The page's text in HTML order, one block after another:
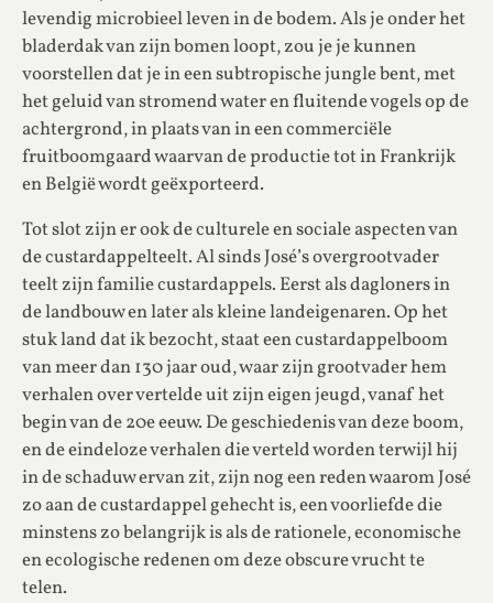
levendig microbieel leven in de bodem. Als je onder het
bladerdak van zijn bomen loopt, zou je je kunnen
voorstellen dat je in een subtropische jungle bent, met
het geluid van stromend water en fluitende vogels op de
achtergrond, in plaats van in een commerciële
fruitboomgaard waarvan de productie tot in Frankrijk
en België wordt geëxporteerd.
Tot slot zijn er ook de culturele en sociale aspecten van
de custardappelteelt. Al sinds José’s overgrootvader
teelt zijn familie custardappels. Eerst als dagloners in
de landbouw en later als kleine landeigenaren. Op het
stuk land dat ik bezocht, staat een custardappelboom
van meer dan 130 jaar oud, waar zijn grootvader hem
verhalen over vertelde uit zijn eigen jeugd, vanaf het
begin van de 20e eeuw. De geschiedenis van deze boom,
en de eindeloze verhalen die verteld worden terwijl hij
in de schaduw ervan zit, zijn nog een reden waarom José
zo aan de custardappel gehecht is, een voorliefde die
minstens zo belangrijk is als de rationele, economische
en ecologische redenen om deze obscure vrucht te
telen.